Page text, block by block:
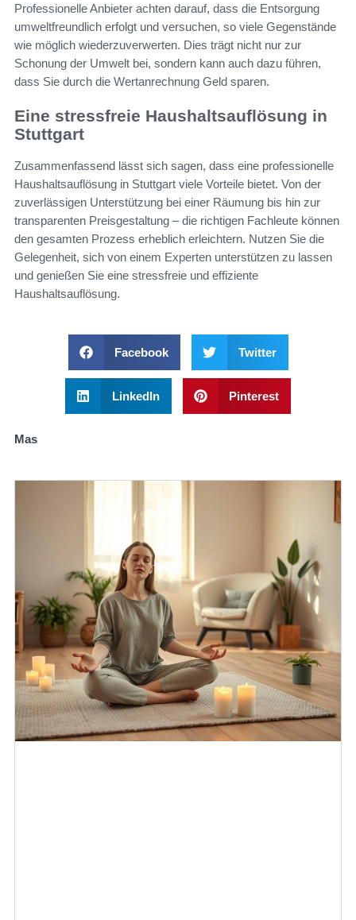
Professionelle Anbieter achten darauf, dass die Entsorgung
umweltfreundlich erfolgt und versuchen, so viele Gegenstände
wie möglich wiederzuverwerten. Dies trägt nicht nur zur
Schonung der Umwelt bei, sondern kann auch dazu führen,
dass Sie durch die Wertanrechnung Geld sparen.
Eine stressfreie Haushaltsauflösung in
Stuttgart
Zusammenfassend lässt sich sagen, dass eine professionelle
Haushaltsauflösung in Stuttgart viele Vorteile bietet. Von der
zuverlässigen Unterstützung bei einer Räumung bis hin zur
transparenten Preisgestaltung – die richtigen Fachleute können
den gesamten Prozess erheblich erleichtern. Nutzen Sie die
Gelegenheit, sich von einem Experten unterstützen zu lassen
und genießen Sie eine stressfreie und effiziente
Haushaltsauflösung.
Facebook Twitter
LinkedIn Pinterest
Mas